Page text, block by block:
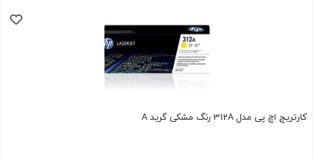
کارتریج اچ پی مدل 312A رنگ مشکی گرید A